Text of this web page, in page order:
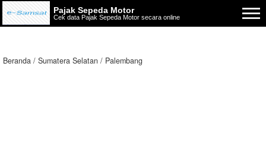
Pajak Sepeda Motor
Cek data Pajak Sepeda Motor secara online
Beranda Sumatera Selatan Palembang